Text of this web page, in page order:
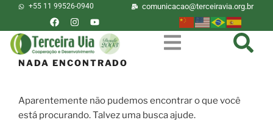
+55 11 99526-0940 comunicacao@terceiravia.org.br
NADA ENCONTRADO
Aparentemente não pudemos encontrar o que você
está procurando. Talvez uma busca ajude.